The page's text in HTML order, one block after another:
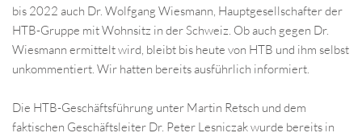
bis 2022 auch Dr. Wolfgang Wiesmann, Hauptgesellschafter der
HTB-Gruppe mit Wohnsitz in der Schweiz. Ob auch gegen Dr.
Wiesmann ermittelt wird, bleibt bis heute von HTB und ihm selbst
unkommentiert. Wir hatten bereits ausführlich informiert
Die HTB-Geschäftsführung unter Martin Retsch und dem
faktischen Geschäftsleiter Dr. Peter Lesniczak wurde bereits in